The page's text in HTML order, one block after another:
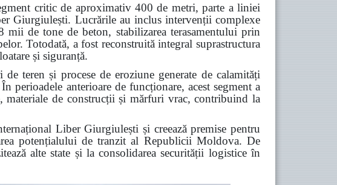
critic de aproximativ 400 de metri, parte a liniei
Giurgiulești. Lucrările au inclus intervenții complexe
de tone de beton, stabilizarea terasamentului prin
Totodată, a fost reconstruită integral suprastructura
și siguranță.
teren și procese de eroziune generate de calamități
perioadele anterioare de funcționare, acest segment a
materiale de construcții și mărfuri vrac, contribuind la
Liber Giurgiulești și creează premise pentru
potențialului de tranzit al Republicii Moldova. De
alte state și la consolidarea securității logistice în